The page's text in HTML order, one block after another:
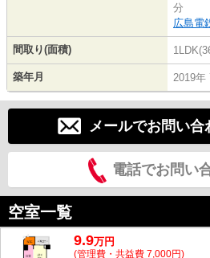
分
広島電
間取り(面積)
築年月 2019年
メールでお問い合
電話でお問い
空室一覧
9.9万円
(管理費・共益費 7,000円)